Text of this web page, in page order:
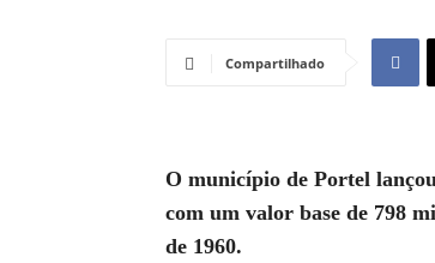
Compartilhado
O município de Portel
com um valor base de 798
de 1960.